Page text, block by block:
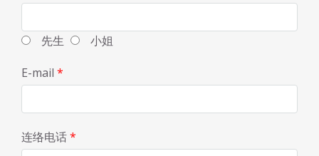
先生 小姐
E-mail *
连络电话*